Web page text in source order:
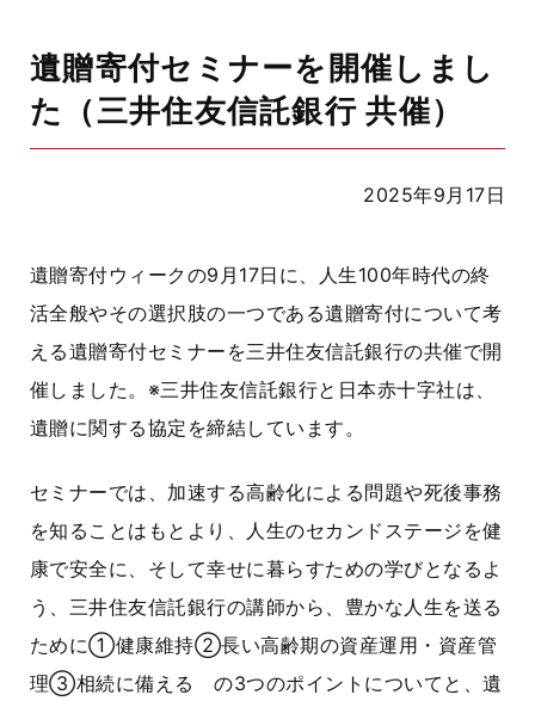
遺贈寄付セミナーを開催しまし
た（三井住友信託銀行 共催）
2025年9月17日
遺贈寄付ウィークの9月17日に、人生100年時代の終
活全般やその選択肢の一つである遺贈寄付について考
える遺贈寄付セミナーを三井住友信託銀行の共催で開
催しました。※三井住友信託銀行と日本赤十字社は、
遺贈に関する協定を締結しています。
セミナーでは、 加速する高齢化による問題や死後事務
を知ることはもとより、人生のセカンドステージを健
康で安全に、そして幸せに暮らすための学びとなるよ
う、 三井住友信託銀行の講師から、豊かな人生を送る
ために①健康維持②長い高齢期の資産運用・資産管
理③相続に備えるの3つのポイントについてと、遺